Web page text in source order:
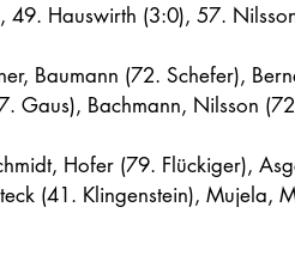
Hauswirth (3:0), 57.
Baumann (72. Schefer),
Gaus), Bachmann, Nilsson
Hofer (79. Flückiger),
(41. Klingenstein), Mujela,